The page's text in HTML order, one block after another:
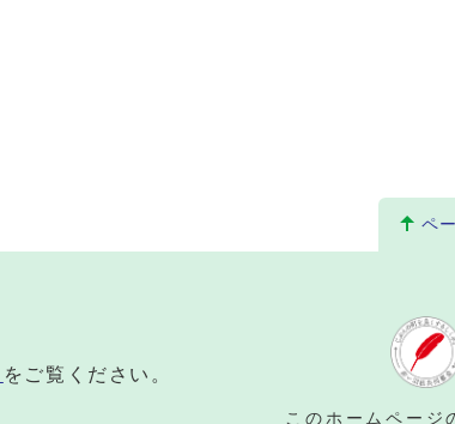
ペ
をご覧ください。
このホームページ